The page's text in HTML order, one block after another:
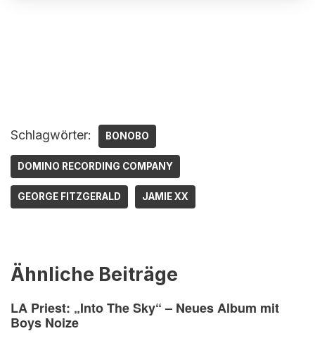
Schlagwörter: BONOBO
DOMINO RECORDING COMPANY
GEORGE FITZGERALD JAMIE XX
Ähnliche Beiträge
LA Priest: „Into The Sky“ – Neues Album mit
Boys Noize